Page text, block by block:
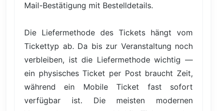
Mail-Bestätigung mit Bestelldetails.
Die Liefermethode des Tickets hängt vom
Tickettyp ab. Da bis zur Veranstaltung noch
verbleiben, ist die Liefermethode wichtig —
ein physisches Ticket per Post braucht Zeit,
während ein Mobile Ticket fast sofort
verfügbar ist. Die meisten modernen